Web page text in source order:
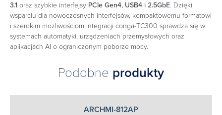
3.1 oraz szybkie interfejsy PCIe Gen4, USB4 i 2.5GbE. Dzięki
wsparciu dla nowoczesnych interfejsów, kompaktowemu formatowi
i szerokim możliwościom integracji conga-TC300 sprawdza się w
systemach automatyki, urządzeniach przemysłowych oraz
aplikacjach AI o ograniczonym poborze mocy.
Podobne produkty
ARCHMI-812AP